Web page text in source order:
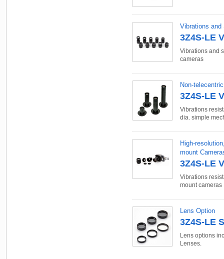
Vibrations and
3Z4S-LE
Vibrations and
cameras
Non-
3Z4S-LE
Vibrations
dia. simple
High-
mount
3Z4S-LE
Vibrations
mount cameras
Lens Option
3Z4S-LE
Lens options
Lenses.